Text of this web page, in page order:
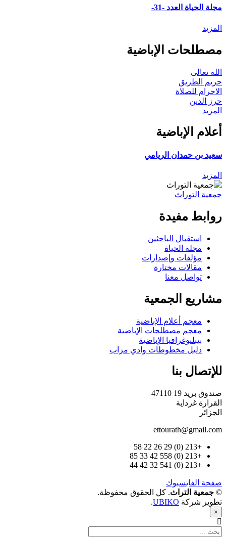
مجلة الحياة العدد -31-
المزيد
مصطلحات الإباضية
الله تعالى
حريم الطريق
الاحرام للصلاة
حرز الدين
المزيد
أعلام الإباضية
سعيد بن حمدان الريامي
المزيد
جمعية التوراث
روابط مفيدة
استقبال الباحثين
مجلة الحياة
مؤلفات وإصدارات
مقالات مختارة
تواصل معنا
مشاريع الجمعية
معجم أعلام الإباضية
معجم مصطلحات الإباضية
بيبليوغرافيا الإباضية
دليل مخطوطات وادي مزاب
للإتصال بنا
صندوق بريد 19 47110
القرارة غرداية
الجزائر
ettourath@gmail.com
+213 (0) 29 26 22 58
+213 (0) 558 42 33 85
+213 (0) 541 32 42 44
صفحة الفايسبوك
© جمعية التراث . كل الحقوق محفوظة.
تطوير شركةUBIKO
×